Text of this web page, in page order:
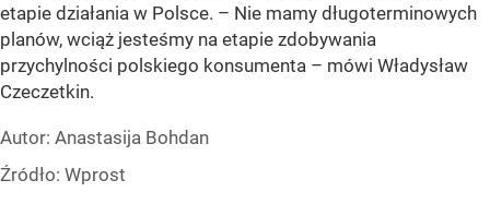
etapie działania w Polsce. – Nie mamy długoterminowych
planów, wciąż jesteśmy na etapie zdobywania
przychylności polskiego konsumenta – mówi Władysław
Czeczetkin.
Autor: Anastasija Bohdan
Źródło: Wprost